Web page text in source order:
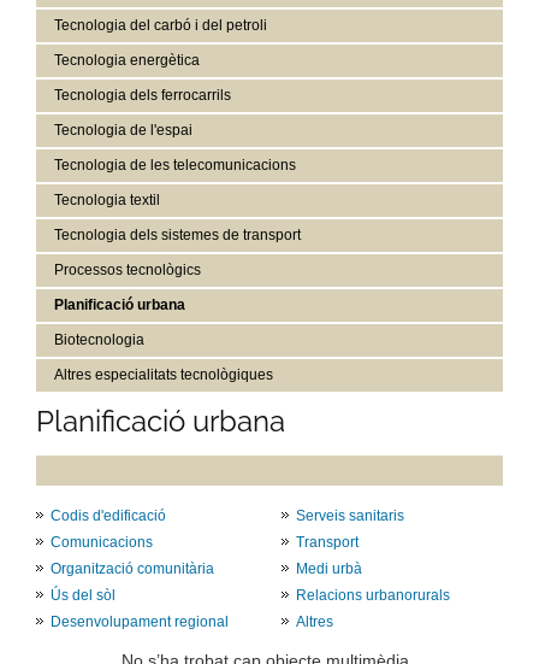
Tecnologia del carbó i del petroli
Tecnologia energètica
Tecnologia dels ferrocarrils
Tecnologia de l'espai
Tecnologia de les telecomunicacions
Tecnologia textil
Tecnologia dels sistemes de transport
Processos tecnològics
Planificació urbana
Biotecnologia
Altres especialitats tecnològiques
Planificació urbana
Codis d'edificació
Comunicacions
Organització comunitària
Ús del sòl
Desenvolupament regional
Serveis sanitaris
Transport
Medi urbà
Relacions urbanorurals
Altres
No s’ha trobat cap objecte multimèdia .